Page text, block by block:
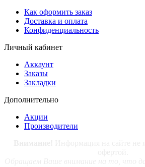
Как оформить заказ
Доставка и оплата
Конфиденциальность
Личный кабинет
Аккаунт
Заказы
Закладки
Дополнительно
Акции
Производители